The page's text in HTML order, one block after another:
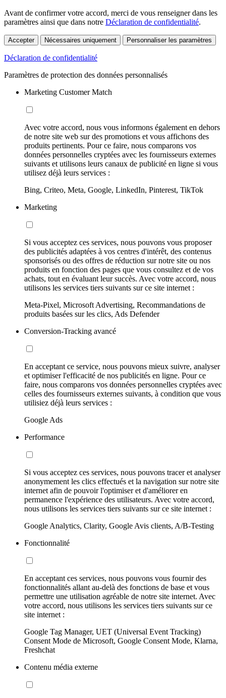
Avant de confirmer votre accord, merci de vous renseigner dans les
paramètres ainsi que dans notre Déclaration de confidentialité.
Accepter Nécessaires uniquement Personnaliser les paramètres
Déclaration de confidentialité
Paramètres de protection des données personnalisés
Marketing Customer Match
Avec votre accord, nous vous informons également en dehors
de notre site web sur des promotions et vous affichons des
produits pertinents. Pour ce faire, nous comparons vos
données personnelles cryptées avec les fournisseurs externes
suivants et utilisons leurs canaux de publicité en ligne si vous
utilisez déjà leurs services :
Bing, Criteo, Meta, Google, LinkedIn, Pinterest, TikTok
Marketing
Si vous acceptez ces services, nous pouvons vous proposer
des publicités adaptées à vos centres d'intérêt, des contenus
sponsorisés ou des offres de réduction sur notre site ou nos
produits en fonction des pages que vous consultez et de vos
achats, tout en évaluant leur succès. Avec votre accord, nous
utilisons les services tiers suivants sur ce site internet :
Meta-Pixel, Microsoft Advertising, Recommandations de
produits basées sur les clics, Ads Defender
Conversion-Tracking avancé
En acceptant ce service, nous pouvons mieux suivre, analyser
et optimiser l'efficacité de nos publicités en ligne. Pour ce
faire, nous comparons vos données personnelles cryptées avec
celles des fournisseurs externes suivants, à condition que vous
utilisiez déjà leurs services :
Google Ads
Performance
Si vous acceptez ces services, nous pouvons tracer et analyser
anonymement les clics effectués et la navigation sur notre site
internet afin de pouvoir l'optimiser et d'améliorer en
permanence l'expérience des utilisateurs. Avec votre accord,
nous utilisons les services tiers suivants sur ce site internet :
Google Analytics, Clarity, Google Avis clients, A/B-Testing
Fonctionnalité
En acceptant ces services, nous pouvons vous fournir des
fonctionnalités allant au-delà des fonctions de base et vous
permettre une utilisation agréable de notre site internet. Avec
votre accord, nous utilisons les services tiers suivants sur ce
site internet :
Google Tag Manager, UET (Universal Event Tracking)
Consent Mode de Microsoft, Google Consent Mode, Klarna,
Freshchat
Contenu média externe